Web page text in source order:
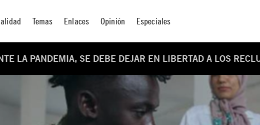
Temas Enlaces Opinión Especiales
LA PANDEMIA, SE DEBE DEJAR EN LIBERTAD A LOS